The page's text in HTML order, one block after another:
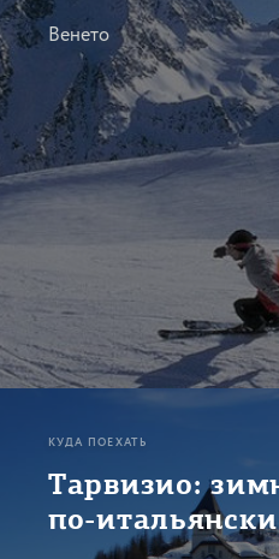
Венето
КУДА ПОЕХАТЬ
Тарвизио:
по-итальянски